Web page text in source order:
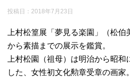
投稿日： 2018年7月23日
上村松篁展「夢見る楽園」（松
から素描までの展示を鑑賞。
上村松園（祖母）は明治から昭
した、女性初文化勲章受章の画家。